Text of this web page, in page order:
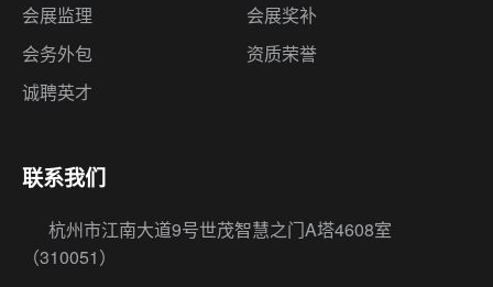
会展监理
会展奖补
会务外包
资质荣誉
诚聘英才
联系我们
杭州市江南大道9号世茂智慧之门A塔4608室
（310051）